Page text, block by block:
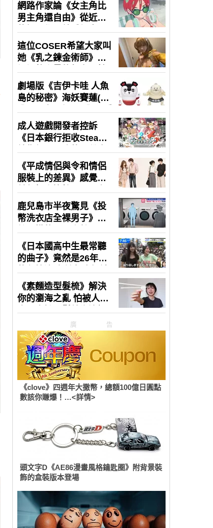
廣告
《clove》四週年大撒幣，總額100億日圓點
數該你賺爆！…<詳情>
頭文字D《AE86漫畫風格鑰匙圈》附背景裝
飾的盒裝版本登場